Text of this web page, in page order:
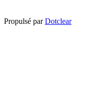
Propulsé parDotclear